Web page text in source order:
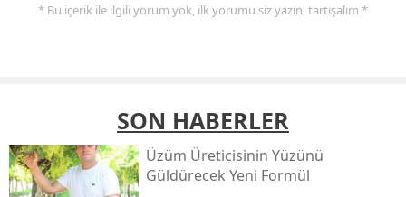
* Bu içerik ile ilgili yorum yok, ilk yorumu siz yazın, tartışalım *
SON HABERLER
Üzüm Üreticisinin Yüzünü
Güldürecek Yeni Formül